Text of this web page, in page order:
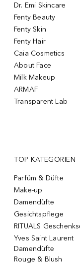
Dr. Emi Skincare
Fenty Beauty
Fenty Skin
Fenty Hair
Caia Cosmetics
About Face
Milk Makeup
ARMAF
Transparent Lab
TOP KATEGORIEN
Parfüm & Düfte
Make-up
Damendüfte
Gesichtspflege
RITUALS
Yves Saint Laurent
Damendüfte
Rouge & Blush